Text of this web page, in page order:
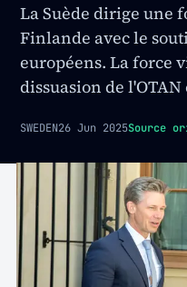
La Suède dirige une
Finlande avec le
européens. La force
dissuasion de
SWEDEN26 Jun 2025Source